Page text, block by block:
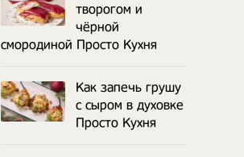
творогом и
чёрной
смородиной Просто Кухня
Как запечь грушу
с сыром в духовке
Просто Кухня